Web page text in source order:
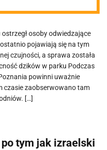
osoby odwiedzające
pojawiają się na tym
czujności, a sprawa została
dzików w parku Podczas
powinni uważnie
czasie zaobserwowano tam
[…]
tym jak izraelski